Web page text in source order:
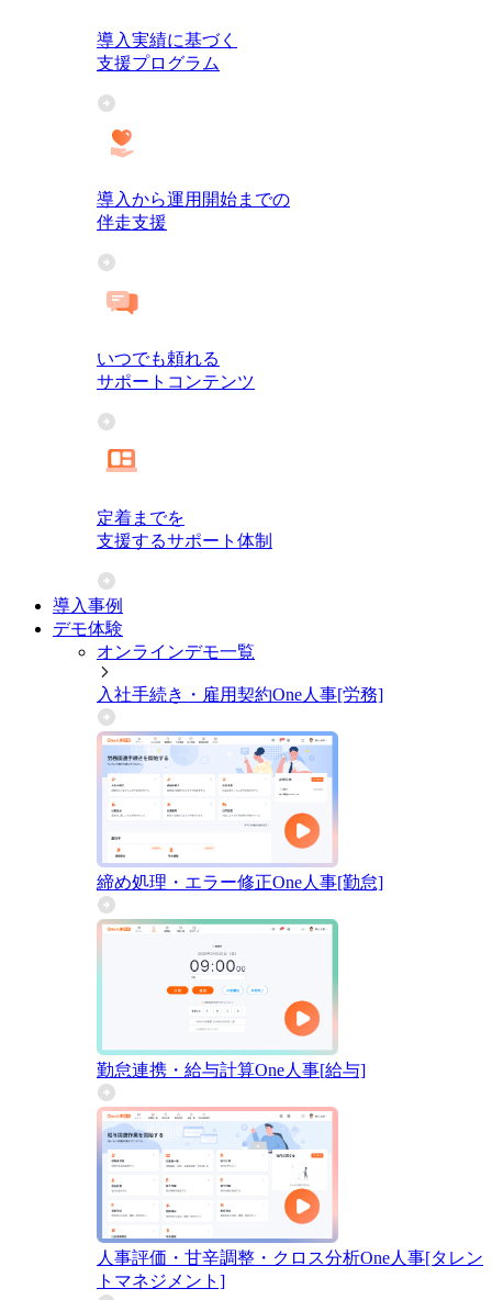
導入実績に基づく
支援プログラム
導入から運用開始までの
伴走支援
いつでも頼れる
サポートコンテンツ
定着までを
支援するサポート体制
導入事例
デモ体験
オンラインデモ一覧
入社手続き・雇用契約One人事[労務]
締め処理・エラー修正One人事[勤怠]
勤怠連携・給与計算One人事[給与]
人事評価・甘辛調整・クロス分析One人事[タレン
トマネジメント]